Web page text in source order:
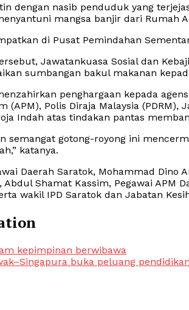
dengan nasib penduduk yang
mangsa banjir dari Rumah
di Pusat Pemindahan
Jawatankuasa Sosial dan
sumbangan bakul makanan
penghargaan kepada
(APM), Polis Diraja Malaysia
Indah atas tindakan pantas
semangat gotong-royong ini
katanya.
Daerah Saratok, Mohammad Dino
Abdul Shamat Kassim, Pegawai APM
wakil IPD Saratok dan Jabatan
kepimpinan berwibawa
buka peluang